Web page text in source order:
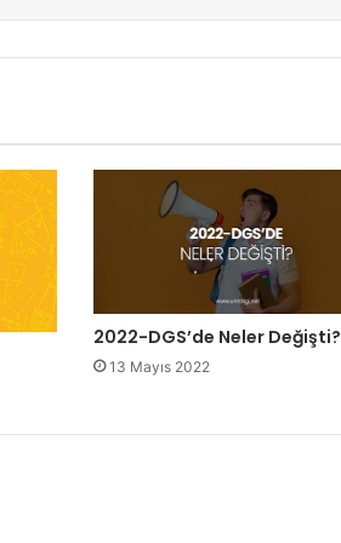
2022-DGS’de Neler Değişti?
13 Mayıs 2022